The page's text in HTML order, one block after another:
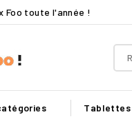
Foo toute l'année !
Tablettes